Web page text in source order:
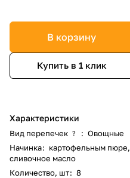
В корзину
Купить в 1 клик
Характеристики
Вид перепечек ? : Овощные
Начинка: картофельным пюре,
сливочное масло
Количество, шт: 8